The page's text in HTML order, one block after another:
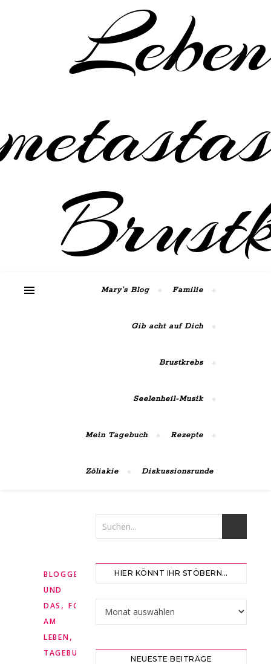
Mary’s Blog Familie
Gib acht auf Dich
Brustkrebs
Seelenheil-Musik
Mein Tagebuch Rezepte
Zöliakie Diskussionsrunde
BLOGGEN
UND
DAS ,FOTOGRAFIEREN
AM
LEBEN,
TAGEBUCH
,URLAUB
HIER KÖNNT IHR STÖBERN…
Hier könnt ihr stöbern…
NEUESTE BEITRÄGE